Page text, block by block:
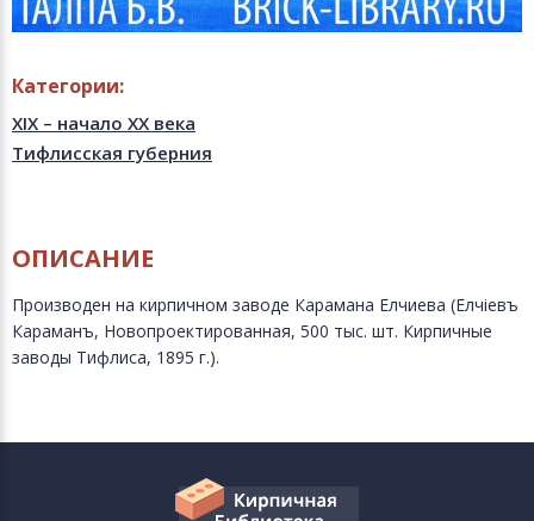
Категории:
XIX – начало XX века
Тифлисская губерния
ОПИСАНИЕ
Производен на кирпичном заводе Карамана Елчиева (Елчiевъ
Караманъ, Новопроектированная, 500 тыс. шт. Кирпичные
заводы Тифлиса, 1895 г.).